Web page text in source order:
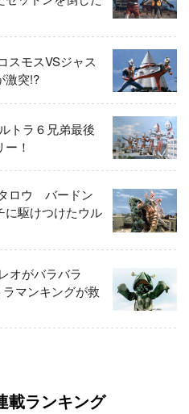
スモスVSジャス
激突!?
トラ６兄弟最後
！
ロウ バードン
駆けつけたウル
オがバラバラ
マンキングが救
載ランキング